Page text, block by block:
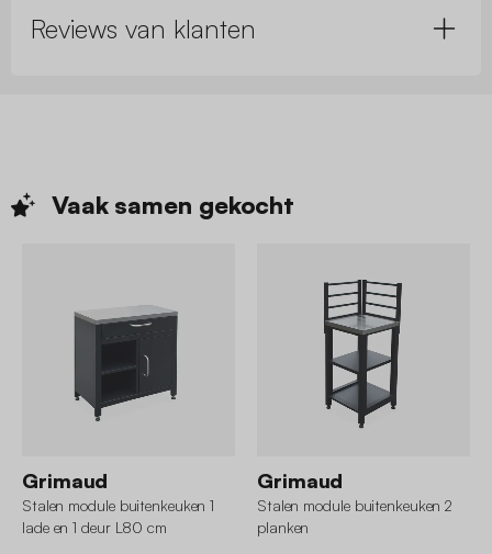
Reviews van klanten
Vaak samen gekocht
Grimaud
Stalen module buitenkeuken 1
lade en 1 deur L80 cm
Grimaud
Stalen module buitenkeuken 2
planken